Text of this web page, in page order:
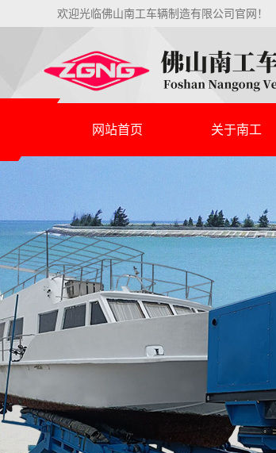
欢迎光临佛山南工车辆制造有限公司官网！
网站首页 关于南工